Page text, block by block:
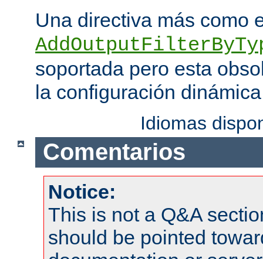
Una directiva más como
soportada pero esta
la configuración
Idiomas
Comentarios
Notice:
This is not a Q&A
should be pointed